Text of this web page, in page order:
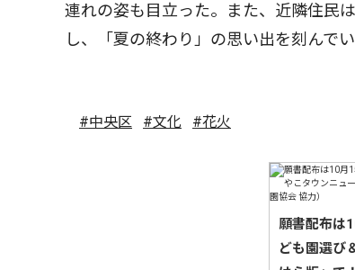
連れの姿も目立った。また、近隣住民
し、「夏の終わり」の思い出を刻んでい
#中央区 #文化 #花火
願書配布は
ども園選び